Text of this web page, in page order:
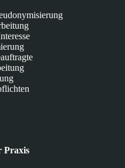
Praxis